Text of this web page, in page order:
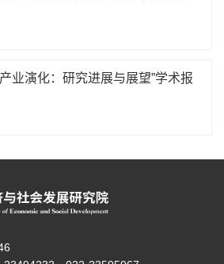
业演化：研究进展与展望”学术报